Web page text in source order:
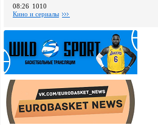
08:26 1010
Кино и сериалы